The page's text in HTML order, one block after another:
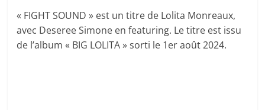
« FIGHT SOUND » est un titre de Lolita Monreaux,
avec Deseree Simone en featuring. Le titre est issu
de l’album « BIG LOLITA » sorti le 1er août 2024.